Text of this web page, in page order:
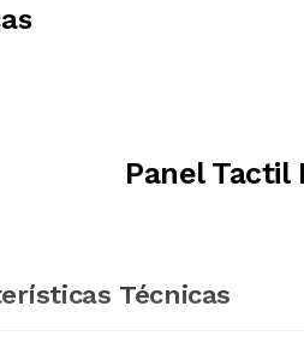
Panel Tactil
Técnicas